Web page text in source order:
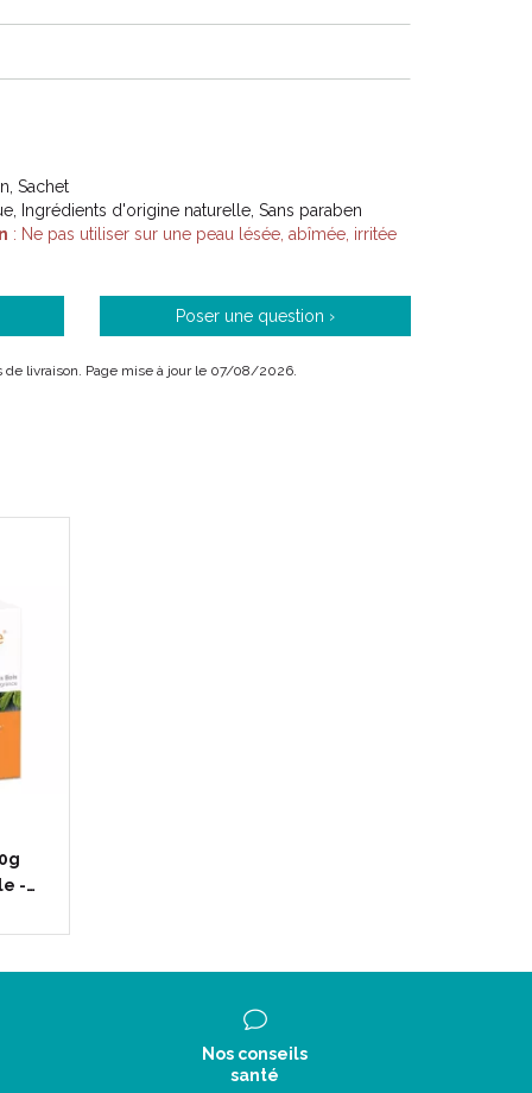
Sachet
Ingrédients d'origine naturelle, Sans paraben
: Ne pas utiliser sur une peau lésée, abîmée, irritée
Poser une question ›
de livraison. Page mise à jour le 07/08/2026.
-…
Nos conseils
santé